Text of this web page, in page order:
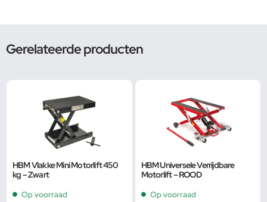
Gerelateerde producten
HBM Vlakke Mini Motorlift 450
kg – Zwart
Op voorraad
HBM Universele Verrijdbare
Motorlift – ROOD
Op voorraad